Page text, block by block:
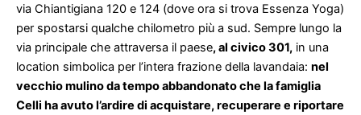
via Chiantigiana 120 e 124 (dove ora si trova Essenza Yoga)
per spostarsi qualche chilometro più a sud. Sempre lungo la
via principale che attraversa il paese, al civico 301, in una
location simbolica per l’intera frazione della lavandaia: nel
vecchio mulino da tempo abbandonato che la famiglia
Celli ha avuto l’ardire di acquistare, recuperare e riportare